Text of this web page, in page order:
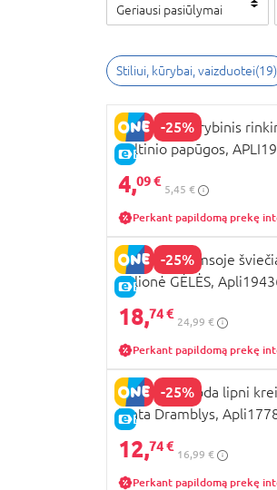
Geriausi pasiūlymai
Stiliui, kūrybai, vaizduotei(19)
-25%
E-KAINA
APLI KIDS kūrybinis
Veltinio papūgos,
4,09 €
5,45 €
Perkant papildomą prekę
-25%
E-KAINA
APLI KIDS tamsoje
dėlionė GĖLĖS,
18,74 €
24,99 €
Perkant papildomą prekę
-25%
E-KAINA
APLI KIDS juoda lipni
lenta Dramblys,
12,74 €
16,99 €
Perkant papildomą prekę